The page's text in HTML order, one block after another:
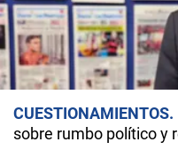
CUESTIONAMIENTOS
sobre rumbo político y